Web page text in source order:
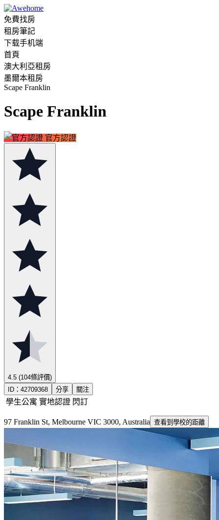
免費找房
租房筆記
下载手机端
首頁
澳大利亞租房
墨爾本租房
Scape Franklin
Scape Franklin
官方認證
4.5 (104條評價)
ID： 42709368 分享 關注
學生公寓 實地認證 閃訂
97 Franklin St, Melbourne VIC 3000, Australia 查看到學校的距離